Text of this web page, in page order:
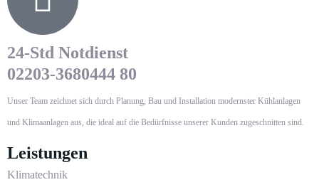
24-Std Notdienst
02203-3680444 80
Unser Team zeichnet sich durch Planung, Bau und Installation modernster Kühlanlagen
und Klimaanlagen aus, die ideal auf die Bedürfnisse unserer Kunden zugeschnitten sind.
Leistungen
Klimatechnik